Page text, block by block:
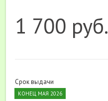
1 700 руб.
Срок выдачи
КОНЕЦ МАЯ 2026